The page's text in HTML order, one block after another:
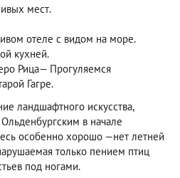
мест.
отеле с видом на море.
кухней.
Рица— Прогуляемся
Гагре.
ландшафтного искусства,
в начале
особенно хорошо —нет летней
только пением птиц
под ногами.